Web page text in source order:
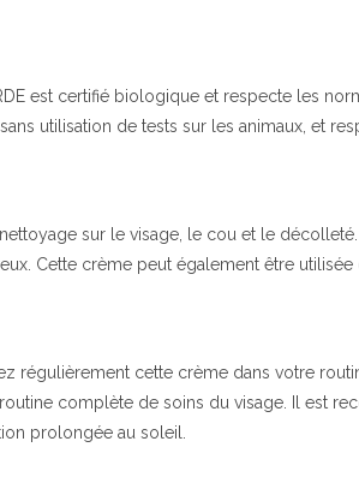
est certifié biologique et respecte les
utilisation de tests sur les animaux, et
sur le visage, le cou et le
Cette crème peut également être
régulièrement cette crème dans votre
complète de soins du visage. Il est
prolongée au soleil.